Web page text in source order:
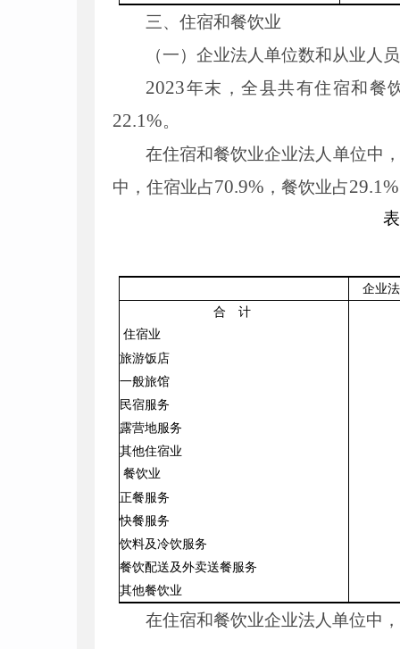
三、住宿和餐饮业
（一）企业法人单位数和从业人员
2023年末，全县共有住宿和餐
22.1%。
在住宿和餐饮业企业法人单位中
中，住宿业占70.9% ，餐饮业占29.1%
表
企业
合 计
住宿业
旅游饭店
一般旅馆
民宿服务
露营地服务
其他住宿业
餐饮业
正餐服务
快餐服务
饮料及冷饮服务
餐饮配送及外卖送餐服务
其他餐饮业
在住宿和餐饮业企业法人单位中